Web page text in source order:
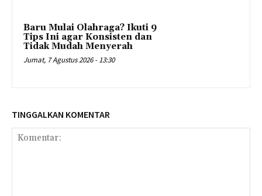
Baru Mulai Olahraga? Ikuti 9
Tips Ini agar Konsisten dan
Tidak Mudah Menyerah
Jumat, 7 Agustus 2026 - 13:30
TINGGALKAN KOMENTAR